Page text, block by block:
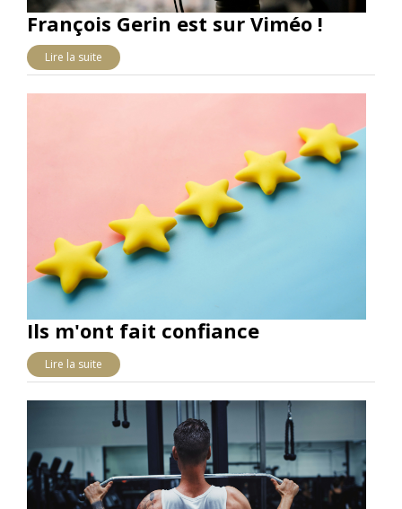
François Gerin est sur Viméo !
Lire la suite
Ils m'ont fait confiance
Lire la suite